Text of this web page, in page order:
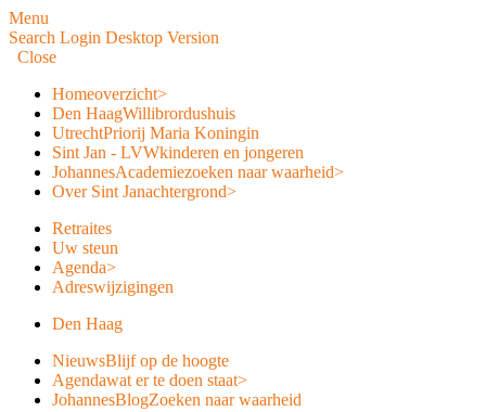
Menu
Search Login Desktop Version
Close
Homeoverzicht>
Den HaagWillibrordushuis
UtrechtPriorij Maria Koningin
Sint Jan - LVWkinderen en jongeren
JohannesAcademiezoeken naar waarheid>
Over Sint Janachtergrond>
Retraites
Uw steun
Agenda>
Adreswijzigingen
Den Haag
NieuwsBlijf op de hoogte
Agendawat er te doen staat>
JohannesBlogZoeken naar waarheid